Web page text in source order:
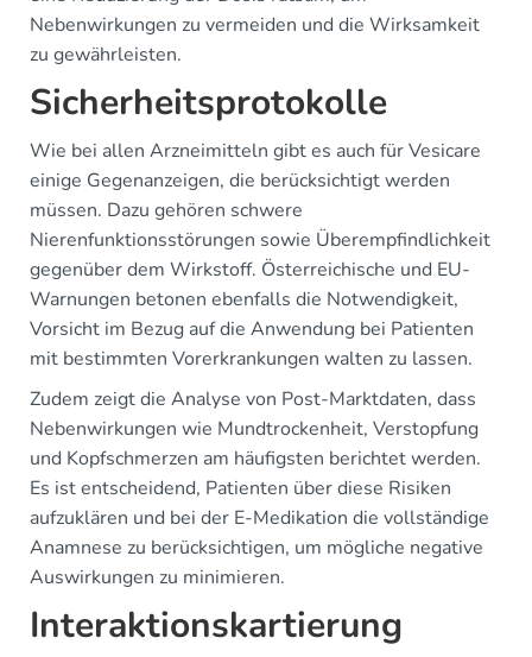
Nebenwirkungen zu vermeiden und die Wirksamkeit
zu gewährleisten.
Sicherheitsprotokolle
Wie bei allen Arzneimitteln gibt es auch für Vesicare
einige Gegenanzeigen, die berücksichtigt werden
müssen. Dazu gehören schwere
Nierenfunktionsstörungen sowie Überempfindlichkeit
gegenüber dem Wirkstoff. Österreichische und EU-
Warnungen betonen ebenfalls die Notwendigkeit,
Vorsicht im Bezug auf die Anwendung bei Patienten
mit bestimmten Vorerkrankungen walten zu lassen.
Zudem zeigt die Analyse von Post-Marktdaten, dass
Nebenwirkungen wie Mundtrockenheit, Verstopfung
und Kopfschmerzen am häufigsten berichtet werden.
Es ist entscheidend, Patienten über diese Risiken
aufzuklären und bei der E-Medikation die vollständige
Anamnese zu berücksichtigen, um mögliche negative
Auswirkungen zu minimieren.
Interaktionskartierung